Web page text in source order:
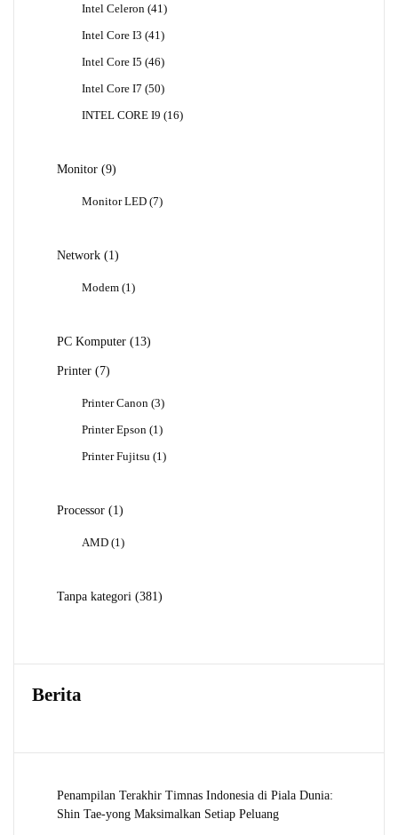
Intel Celeron 41 41
Intel Core I3 41 41
Intel Core I5 4646
Intel Core I7 5050
INTEL CORE I9
1616
Monitor 99
Monitor LED 77
Network 11
Modem 1 1
PC Komputer 1313
Printer
77
Printer Canon 33
Printer Epson
1 1
Printer Fujitsu
1 1
Processor 11
AMD 1 1
Tanpa kategori 381381
Berita
Penampilan Terakhir Timnas Indonesia di Piala Dunia:
Shin Tae-yong Maksimalkan Setiap Peluang